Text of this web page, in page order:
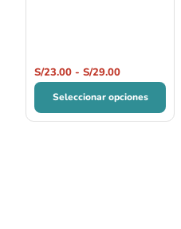
S/23.00 - S/29.00
Seleccionar opciones